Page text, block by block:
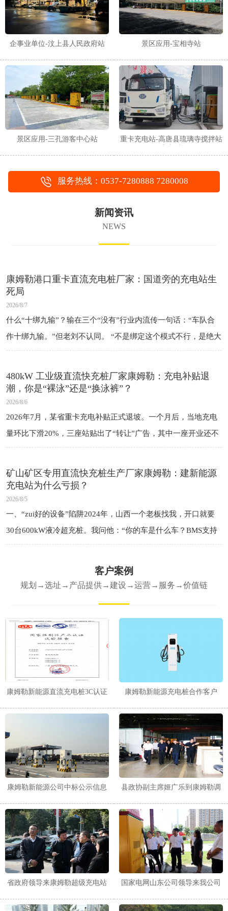
企事业单位-汶上县人民政府站 景区应用-宝相寺站
景区应用-三孔游客中心站
重卡充电站-高唐县琉璃寺搅拌站
服务热线：0537-7280888 7280008
新闻资讯
NEWS
康姆勒港口重卡直流充电桩厂家：国道旁的充电站生
死局
2026/8/7
什么“十绑九输”？输在三个“没有”行业内流传一句话：“车队合
作十绑九输。”但老刘不认同。 “不是绑定这个模式不行，是绝大
多数人签的是假绑定——没有保底、没有违约、没有对等。” 一
480kW 工业级直流快充桩厂家康姆勒：充电补贴退
潮，你是“裸泳”还是“换泳裤”？
2026/8/6
2026年7月，某省重卡充电补贴正式退坡。一个月后，当地充电
量环比下滑20%，三座站贴出了“转让”广告，其中一座开业还不
到一年。 司机还是那些司机，车还是那些车，电还是那些电。变
矿山矿区专用直流快充桩生产厂家康姆勒：建新能源
充电站为什么亏损？
2026/8/5
一、“zui好的设备”陷阱2024年，山西一个老板找我，开口就要
30台600kW液冷超充桩。我问他：“你的车是什么车？BMS支持
多大功率？”他说：“现在跑的是老款车，但以后会有新车。”我
客户案例
规划→选址→产品提供→建设→运营→服务→价值链
康姆勒新能源直流充电桩3C认证
康姆勒新能源充电桩合作客户
康姆勒新能源公司中标公示信息
县政协副主席姬广乐到康姆勒调
省政府领导来康姆勒超级充电站
国家电网山东公司领导来我公司